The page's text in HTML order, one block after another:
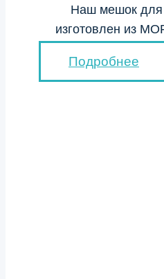
Наш мешок для
изготовлен из
Подробнее